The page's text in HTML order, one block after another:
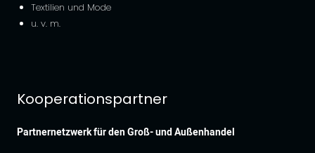
Textilien und Mode
u. v. m.
Kooperationspartner
Partnernetzwerk für den Groß- und Außenhandel